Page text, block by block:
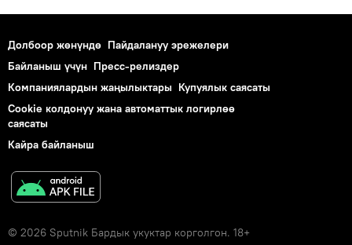
Долбоор жөнүндө Пайдалануу эрежелери
Байланыш үчүн Пресс-релиздер
Компаниялардын жаңылыктары Купуялык саясаты
Cookie колдонуу жана автоматтык логирлөө
саясаты
Кайра байланыш
© 2026 Sputnik Бардык укуктар корголгон. 18+